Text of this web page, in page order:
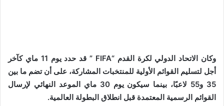
وكان الاتحاد الدولي لكرة القدم “FIFA ” قد حدد يوم 11 ماي كآخر
أجل لتسليم القوائم الأولية للمنتخبات المشاركة، على أن تضم ما بين
35 و55 لاعبًا، بينما سيكون يوم 30 ماي الموعد النهائي لإرسال
القوائم الرسمية المعتمدة قبل انطلاق البطولة العالمية.